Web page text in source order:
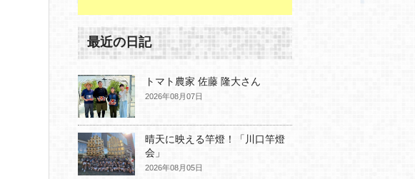
最近の日記
トマト農家 佐藤 隆大さん
2026年08月07日
晴天に映える竿燈！「川口竿燈
会」
2026年08月05日